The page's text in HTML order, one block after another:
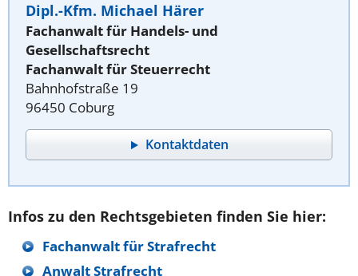
Dipl.-Kfm. Michael Härer
Fachanwalt für Handels- und
Gesellschaftsrecht
Fachanwalt für Steuerrecht
Bahnhofstraße 19
96450 Coburg
Kontaktdaten
Infos zu den Rechtsgebieten finden Sie hier:
Fachanwalt für Strafrecht
Anwalt Strafrecht